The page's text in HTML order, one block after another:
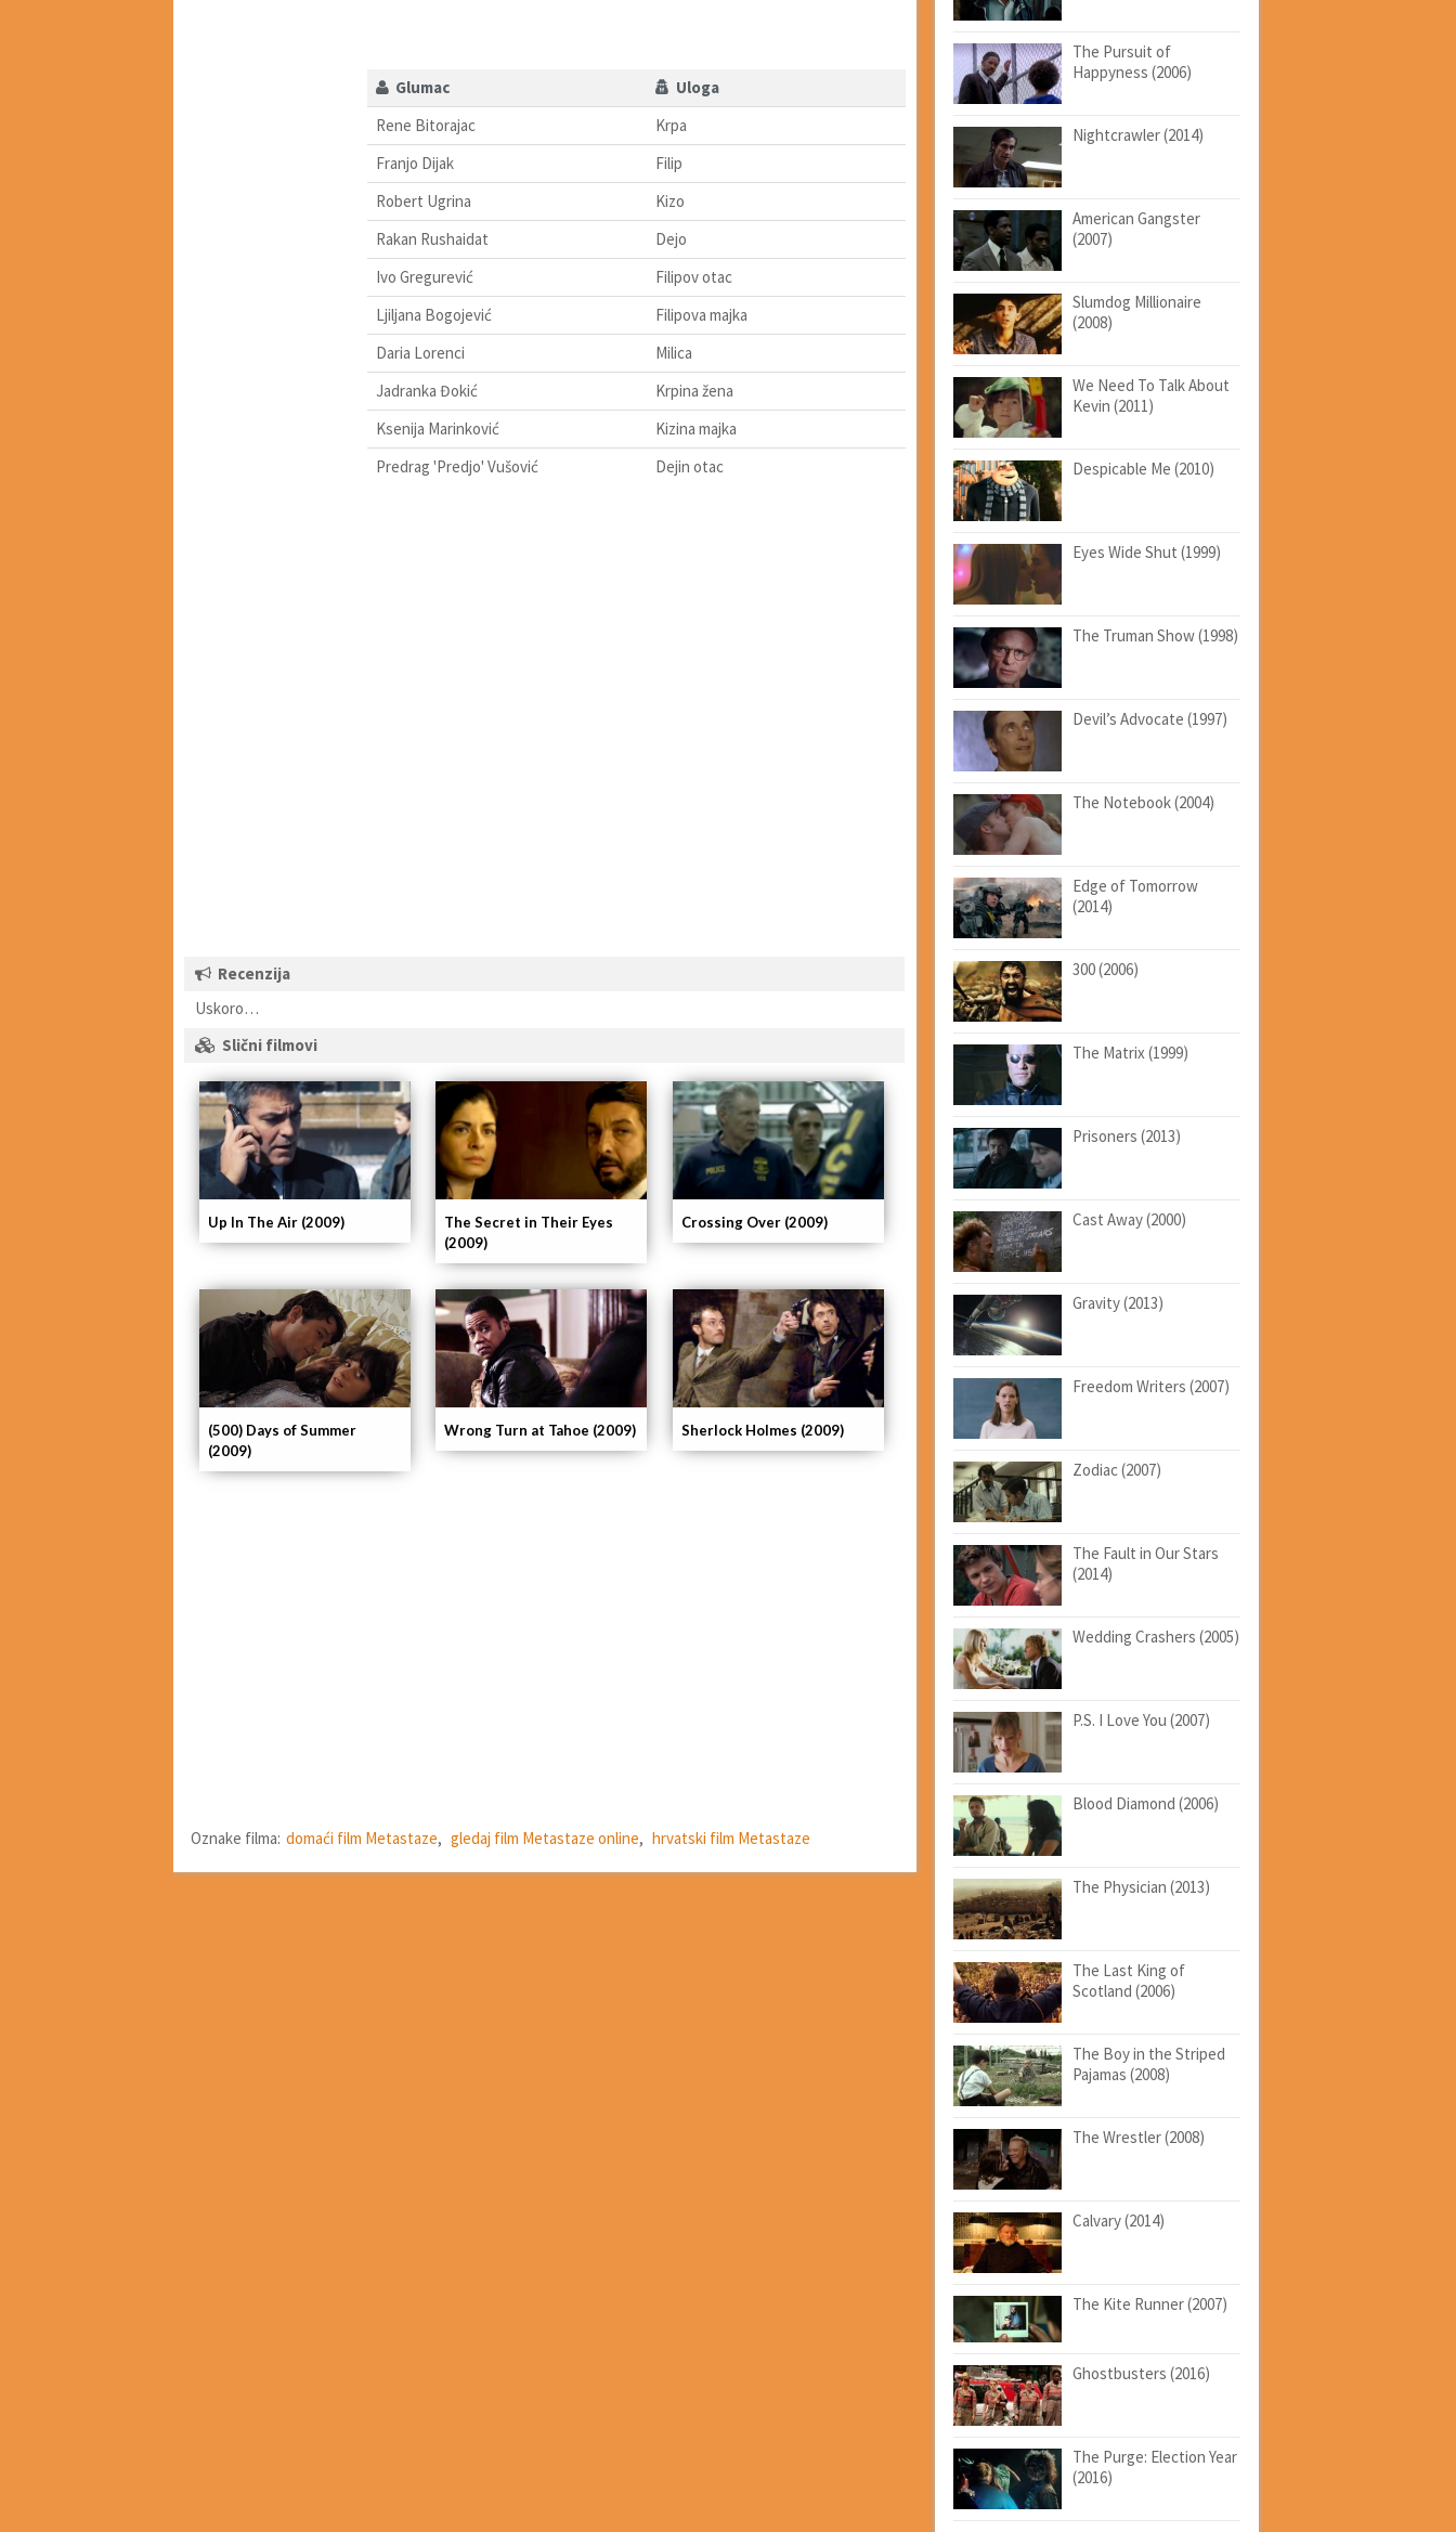
Glumac
Uloga
Rene Bitorajac
Krpa
Franjo Dijak
Filip
Robert Ugrina
Kizo
Rakan Rushaidat
Dejo
Ivo Gregurević
Filipov otac
Ljiljana Bogojević
Filipova majka
Daria Lorenci
Milica
Jadranka Đokić
Krpina žena
Ksenija Marinković
Kizina majka
Predrag 'Predjo' Vušović
Dejin otac
Recenzija
Uskoro…
Slični filmovi
Sherlock Holmes (2009)
Wrong Turn at Tahoe (2009)
(500) Days of Summer
(2009)
Crossing Over (2009)
The Secret in Their Eyes
(2009)
Up In The Air (2009)
Oznake filma: domaći film Metastaze, gledaj film Metastaze online, hrvatski film Metastaze
The Pursuit of
Happyness (2006)
Nightcrawler (2014)
American Gangster
(2007)
Slumdog Millionaire
(2008)
We Need To Talk About
Kevin (2011)
Despicable Me (2010)
Eyes Wide Shut (1999)
The Truman Show (1998)
Devil’s Advocate (1997)
The Notebook (2004)
Edge of Tomorrow
(2014)
300 (2006)
The Matrix (1999)
Prisoners (2013)
Cast Away (2000)
Gravity (2013)
Freedom Writers (2007)
Zodiac (2007)
The Fault in Our Stars
(2014)
Wedding Crashers (2005)
P.S. I Love You (2007)
Blood Diamond (2006)
The Physician (2013)
The Last King of
Scotland (2006)
The Boy in the Striped
Pajamas (2008)
The Wrestler (2008)
Calvary (2014)
The Kite Runner (2007)
Ghostbusters (2016)
The Purge: Election Year
(2016)